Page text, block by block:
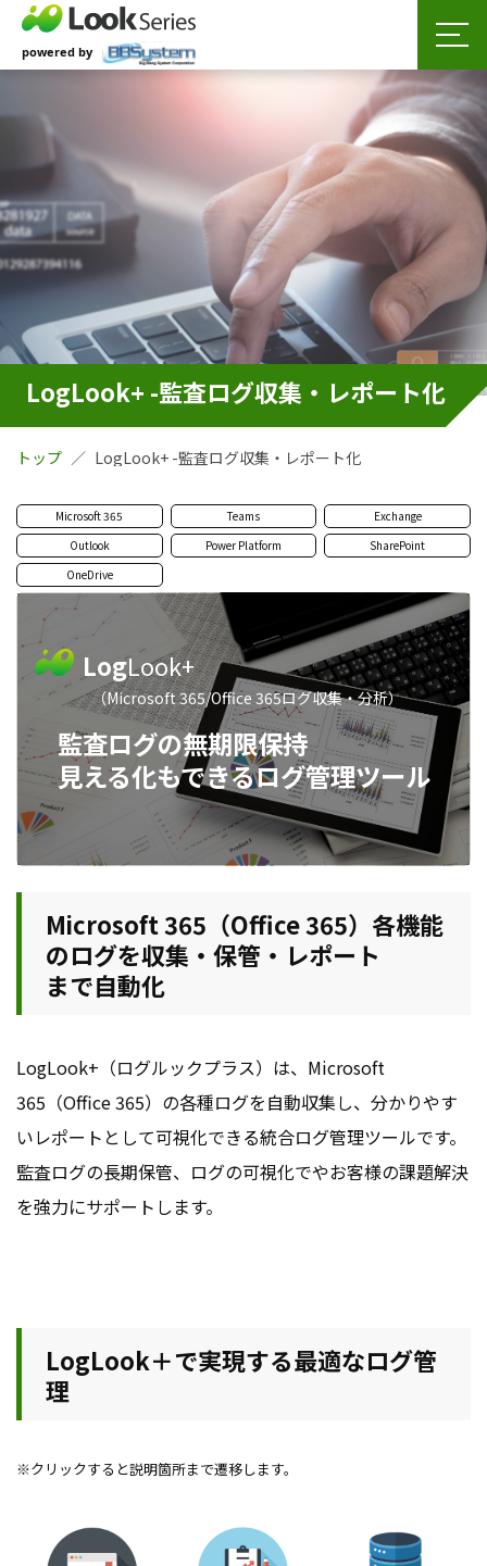
LogLook+ -監査ログ収集・レポート化
トップ LogLook+ -監査ログ収集・レポート化
Microsoft 365 Teams
Exchange
Outlook
Power Platform
SharePoint
OneDrive
LogLook+
（Microsoft 365/Office 365ログ収集・分析）
監査ログの無期限保持
見える化もできるログ管理ツール
Microsoft 365（Office 365）各機能
のログを収集・保管・レポート
まで自動化
LogLook+（ログルックプラス）は、Microsoft
365（Office 365）の各種ログを自動収集し、分かりやす
いレポートとして可視化できる統合ログ管理ツールです。
監査ログの長期保管、ログの可視化でやお客様の課題解決
を強力にサポートします。
LogLook＋で実現する最適なログ管
理
※クリックすると説明箇所まで遷移します。